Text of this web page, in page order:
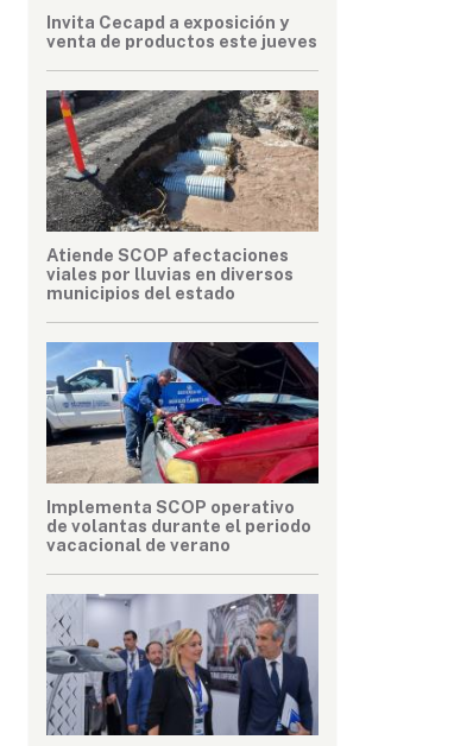
Invita Cecapd a exposición y
venta de productos este jueves
Atiende SCOP afectaciones
viales por lluvias en diversos
municipios del estado
Implementa SCOP operativo
de volantas durante el periodo
vacacional de verano